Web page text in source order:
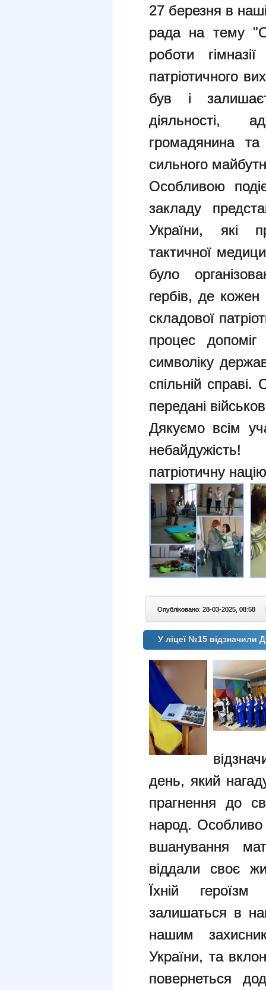
27 березня в
рада на тему
роботи
патріотичного
був і
діяльності,
громадянина та
сильного
Особливою
закладу
України, які
тактичної
було
гербів, де кожен
складової
процес
символіку
спільній
передані
Дякуємо всім
патріотичну
Опубліковано: 28-03-2025, 08:58 |
У ліцеї №15 відзначили
день, який
прагнення до
народ.
вшанування
віддали своє
Їхній
залишаться в
нашим
України, та
повернеться